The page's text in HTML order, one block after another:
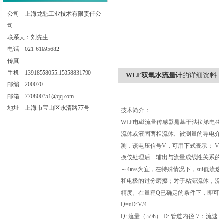
公司：上海龙魁工业技术有限责任公
司
联系人：刘先生
电话：021-61995682
传真：
手机：13918558055,15358831790
邮编：200070
邮箱：770800751@qq.com
地址：上海市宝山区永清路77号
WLF双氧水流量计的详细资料
技术简介：
WLF电磁流量传感器是基于法拉第电
流体或液固两相流体。被测量的导电
测．该电压信号V，可用下式表示：
换仪处理后，辅出与流量成线性关系
～4m/s为宜，在特殊情况下，zui低
和电极的过分磨擦；对于粘滞流体，
精度。在量程Q已确定的条件下，即
Q=πD²V/4
Q: 流量（㎡/h） D: 管道内径 V：流速